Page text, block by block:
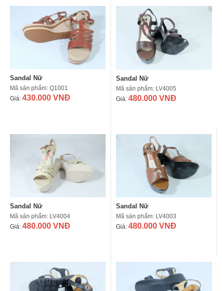
Sandal Nữ
Mã sản phẩm: Q1001
Giá: 430.000 VNĐ
Sandal Nữ
Mã sản phẩm: LV4005
Giá: 480.000 VNĐ
Sandal Nữ
Mã sản phẩm: LV4004
Giá: 480.000 VNĐ
Sandal Nữ
Mã sản phẩm: LV4003
Giá: 480.000 VNĐ